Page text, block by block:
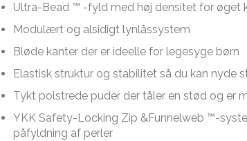
Ultra-Bead ™ -fyld med høj densitet for øget
Modulært og alsidigt lynlåssystem
Bløde kanter der er ideelle for legesyge børn
Elastisk struktur og stabilitet så du kan nyde
Tykt polstrede puder der tåler en stød og er
YKK Safety-Locking Zip &Funnelweb ™-
påfyldning af perler